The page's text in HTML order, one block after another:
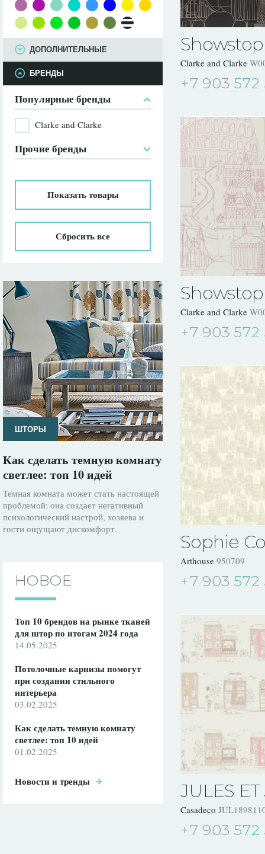
ДОПОЛНИТЕЛЬНЫЕ
БРЕНДЫ
Популярные бренды
Clarke and Clarke
Прочие бренды
Показатьтовары
Сбросить все
ШТОРЫ
Как сделать темную комнату
светлее: топ 10 идей
Темная комната может стать настоящей
проблемой: она создает негативный
психологический настрой, хозяева и
гости ощущают дискомфорт.
НОВОЕ
Топ 10 брендов на рынке тканей
для штор по итогам 2024 года
14.05.2025
Потолочные карнизы помогут
при создании стильного
интерьера
03.02.2025
Как сделать темную комнату
светлее: топ 10 идей
01.02.2025
Новости и тренды
Clarke and Clarke
+7 903 572
Clarke and Clarke
+7 903 572
Sophie
Arthouse 950709
+7 903 572
JULES
Casadeco
+7 903 572